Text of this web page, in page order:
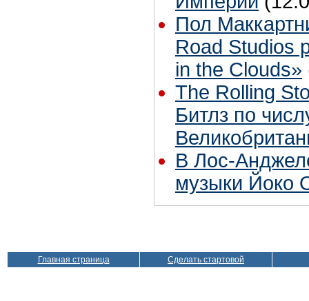
Пол
Road Studios
in the Clouds»
The Rolling
Битлз по
В Лос-
музыки Йоко
Главная страница Сделать стартовой